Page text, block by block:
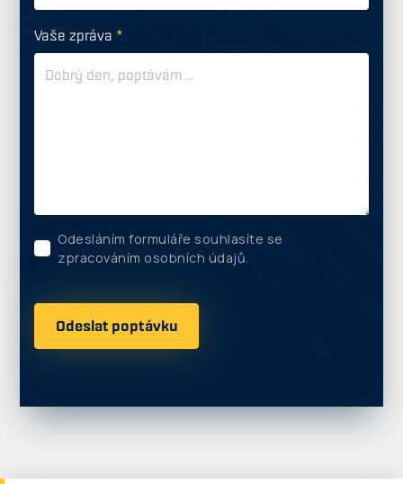
Vaše zpráva *
Odesláním formuláře souhlasíte se
zpracováním osobních údajů.